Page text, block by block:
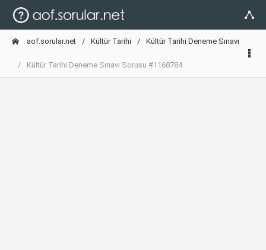
aof.sorular.net Kültür Tarihi Kültür Tarihi Deneme Sınavı
Kültür Tarihi Deneme Sınavı Sorusu #1168784